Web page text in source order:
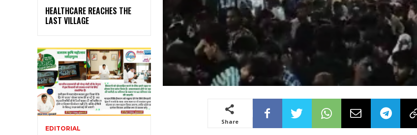
HEALTHCARE REACHES THE
LAST VILLAGE
EDITORIAL
Share